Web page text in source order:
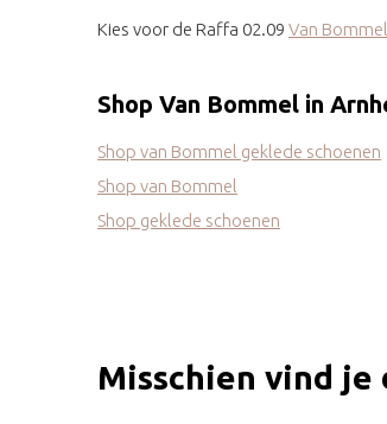
Kies voor de Raffa 02.09 Van Bommel
Shop Van Bommel in
Shop van Bommel geklede schoenen
Shop van Bommel
Shop geklede schoenen
Misschien vind je